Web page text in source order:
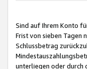
Sind auf Ihrem Konto
Frist von sieben Tagen
Schlussbetrag
unterliegen oder durch